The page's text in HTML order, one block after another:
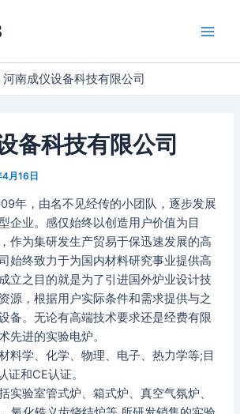
河南成仪设备科技有限公司
备科技有限公司
月16日
年，由名不见经传的小团队，逐步发展
企业。感仅始终以创造用户价值为目
作为集研发生产贸易于保迅速发展的高
始终致力于为国内材料研究事业提供高
立之目的就是为了引进国外炉业设计技
源，根据用户实际条件和需求提供与之
备。无论有高端技术要求还是经费有限
先进的实验电炉。
料学、化学、物理、电子、热力学等;目
证和CE认证。
实验室管式炉、箱式炉、真空气氛炉、